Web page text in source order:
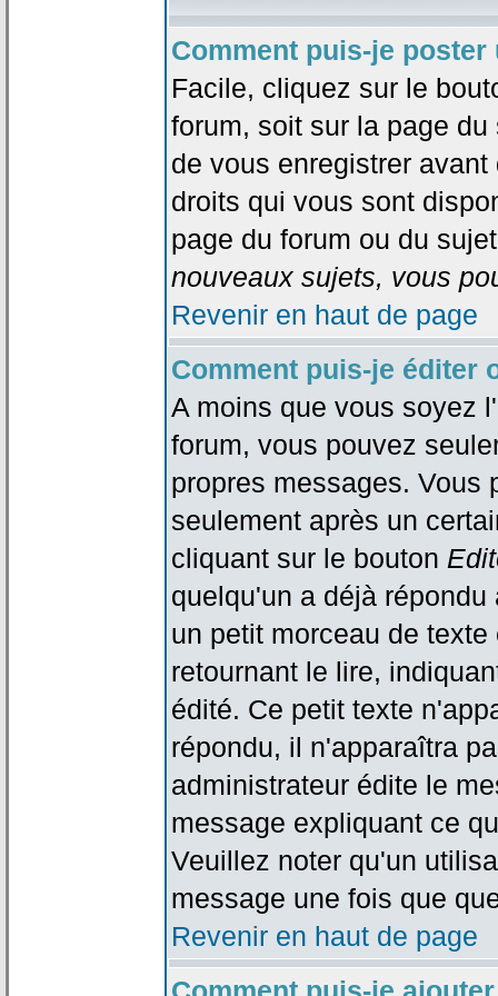
Comment puis-je
Facile, cliquez sur le
forum, soit sur la page
de vous enregistrer
droits qui vous sont
page du forum ou du
nouveaux sujets, vous
Revenir en haut de page
Comment puis-je éditer
A moins que vous soyez
forum, vous pouvez
propres messages. Vous
seulement après un
cliquant sur le bouton
quelqu'un a déjà
un petit morceau de
retournant le lire,
édité. Ce petit texte
répondu, il n'apparaîtra
administrateur édite le
message expliquant ce
Veuillez noter qu'un
message une fois que
Revenir en haut de page